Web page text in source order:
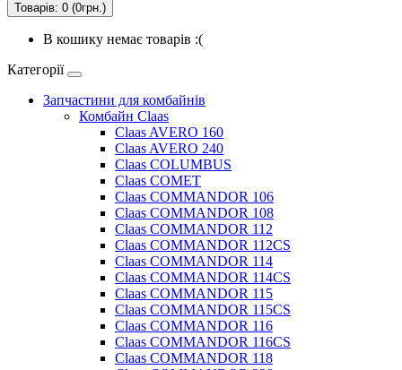
Товарів: 0 (0грн.)
В кошику немає товарів :(
Категорії
Запчастини для комбайнів
Комбайн Claas
Claas AVERO 160
Claas AVERO 240
Claas COLUMBUS
Claas COMET
Claas COMMANDOR 106
Claas COMMANDOR 108
Claas COMMANDOR 112
Claas COMMANDOR 112CS
Claas COMMANDOR 114
Claas COMMANDOR 114CS
Claas COMMANDOR 115
Claas COMMANDOR 115CS
Claas COMMANDOR 116
Claas COMMANDOR 116CS
Claas COMMANDOR 118